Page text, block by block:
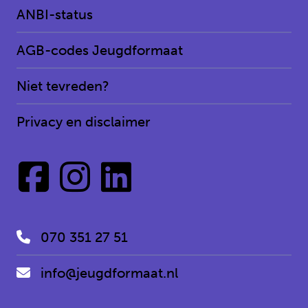
ANBI-status
AGB-codes Jeugdformaat
Niet tevreden?
Privacy en disclaimer
070 351 27 51
info@jeugdformaat.nl